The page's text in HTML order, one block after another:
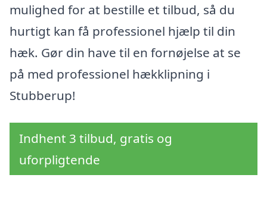
mulighed for at bestille et tilbud, så du
hurtigt kan få professionel hjælp til din
hæk. Gør din have til en fornøjelse at se
på med professionel hækklipning i
Stubberup!
Indhent 3 tilbud, gratis og
uforpligtende